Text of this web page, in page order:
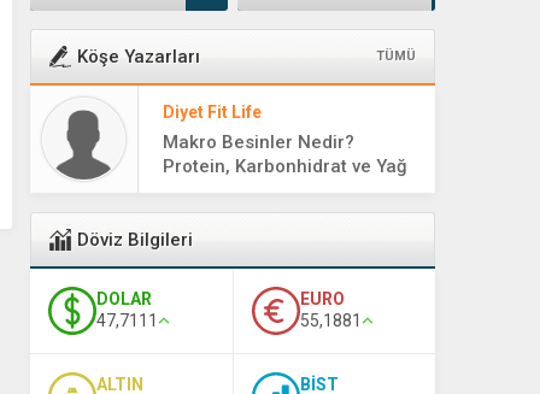
Köşe Yazarları TÜMÜ
Diyet Fit Life
Makro Besinler Nedir?
Protein, Karbonhidrat ve Yağ
Rehberi
Döviz Bilgileri
DOLAR
47,7111
EURO
55,1881
ALTIN
BİST